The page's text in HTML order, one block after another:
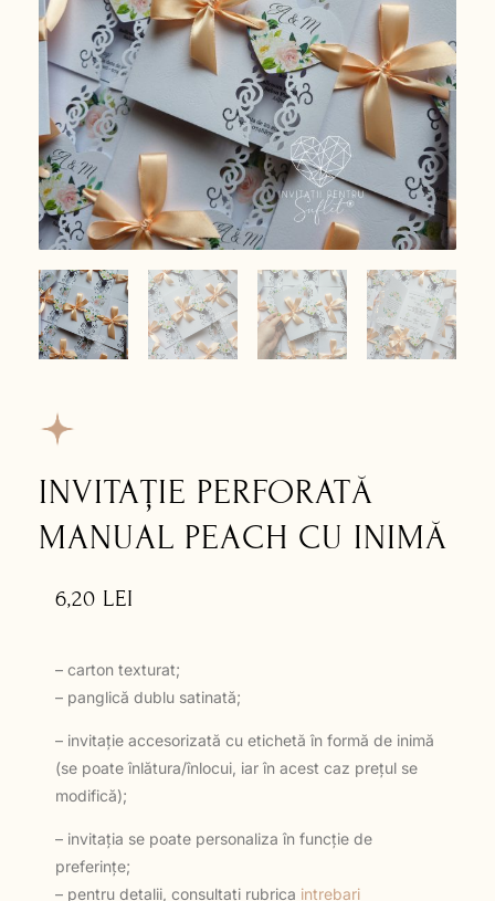
INVITAȚIE PERFORATĂ
MANUAL PEACH CU INIMĂ
6,20 LEI
– carton texturat;
– panglică dublu satinată;
– invitație accesorizată cu etichetă în formă de inimă
(se poate înlătura/înlocui, iar în acest caz prețul se
modifică);
– invitația se poate personaliza în funcție de
preferințe;
– pentru detalii, consultați rubrica intrebari